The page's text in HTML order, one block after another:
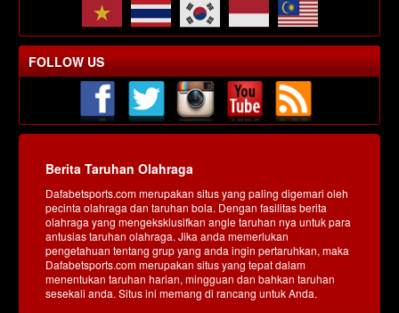
FOLLOW US
Berita Taruhan Olahraga
Dafabetsports.com merupakan situs yang paling digemari oleh
pecinta olahraga dan taruhan bola. Dengan fasilitas berita
olahraga yang mengeksklusifkan angle taruhan nya untuk para
antusias taruhan olahraga. Jika anda memerlukan
pengetahuan tentang grup yang anda ingin pertaruhkan, maka
Dafabetsports.com merupakan situs yang tepat dalam
menentukan taruhan harian, mingguan dan bahkan taruhan
sesekali anda. Situs ini memang di rancang untuk Anda.